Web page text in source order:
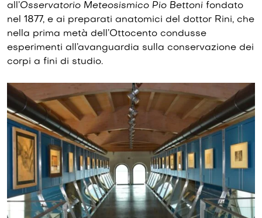
all’Osservatorio Meteosismico Pio Bettoni fondato
nel 1877, e ai preparati anatomici del dottor Rini, che
nella prima metà dell’Ottocento condusse
esperimenti all’avanguardia sulla conservazione dei
corpi a fini di studio.